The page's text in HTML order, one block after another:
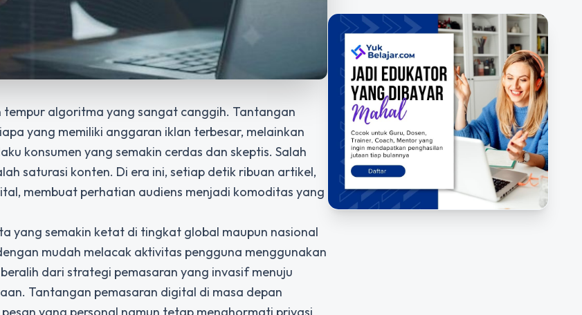
algoritma yang sangat canggih. Tantangan
yang memiliki anggaran iklan terbesar, melainkan
konsumen yang semakin cerdas dan skeptis. Salah
saturasi konten. Di era ini, setiap detik ribuan artikel,
membuat perhatian audiens menjadi komoditas yang
yang semakin ketat di tingkat global maupun nasional
mudah melacak aktivitas pengguna menggunakan
dari strategi pemasaran yang invasif menuju
Tantangan pemasaran digital di masa depan